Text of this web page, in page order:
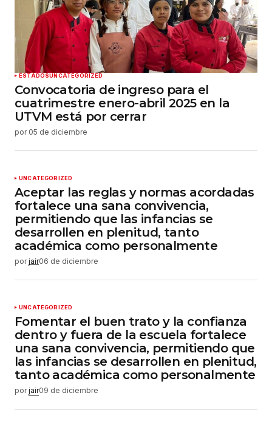
ESTADOSUNCATEGORIZED
Convocatoria de ingreso para el
cuatrimestre enero-abril 2025 en la
UTVM está por cerrar
por 05 de diciembre
UNCATEGORIZED
Aceptar las reglas y normas acordadas
fortalece una sana convivencia,
permitiendo que las infancias se
desarrollen en plenitud, tanto
académica como personalmente
por jair06 de diciembre
UNCATEGORIZED
Fomentar el buen trato y la confianza
dentro y fuera de la escuela fortalece
una sana convivencia, permitiendo que
las infancias se desarrollen en plenitud,
tanto académica como personalmente
por jair09 de diciembre